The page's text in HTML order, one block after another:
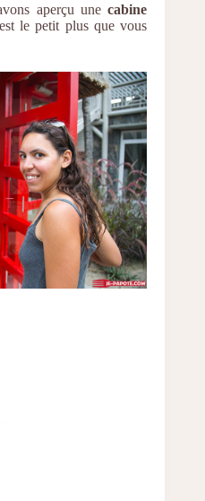
aperçu unecabine
le petit plus que vous